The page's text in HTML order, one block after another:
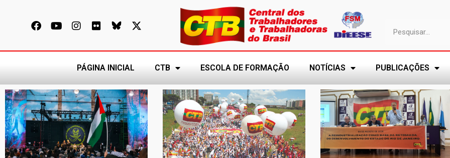
PÁGINA INICIAL CTB ESCOLA DE FORMAÇÃO NOTÍCIAS PUBLICAÇÕES